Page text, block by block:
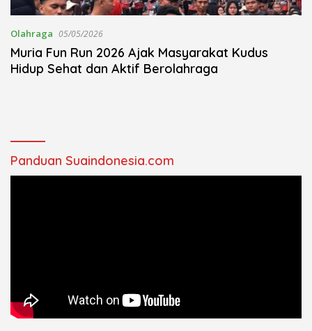
Olahraga 05/05/2026
Muria Fun Run 2026 Ajak Masyarakat Kudus
Hidup Sehat dan Aktif Berolahraga
Panduan Suaindonesia.com